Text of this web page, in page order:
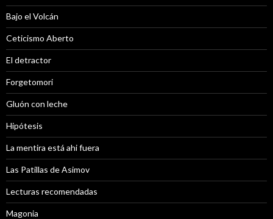
Bajo el Volcán
Ceticismo Aberto
El detractor
Forgetomori
Gluón con leche
Hipótesis
La mentira está ahi fuera
Las Patillas de Asimov
Lecturas recomendadas
Magonia